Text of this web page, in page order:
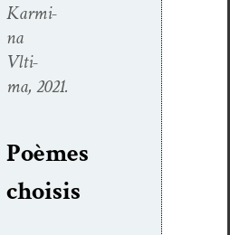
Karmi­
na
Vlti­
ma, 2021.
Poèmes
choi­sis